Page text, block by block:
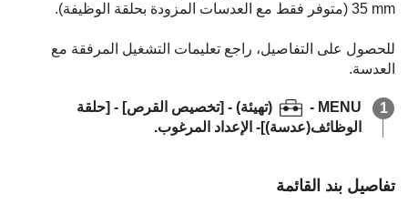
35 mm (متوفر فقط مع العدسات المزودة بحلقة الوظيفة).
للحصول على التفاصيل، راجع تعليمات التشغيل المرفقة مع
العدسة.
MENU
-
(تهيئة) - [تخصيص القرص] - [حلقة
الوظائف(عدسة)‎‏] - الإعداد المرغوب.
تفاصيل بند القائمة